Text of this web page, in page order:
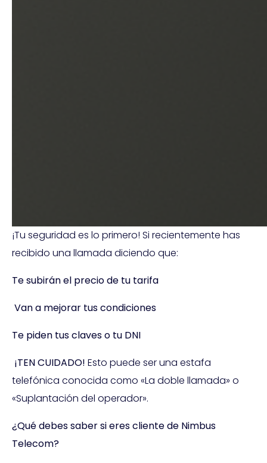
¡Tu seguridad es lo primero! Si recientemente has
recibido una llamada diciendo que:
Te subirán el precio de tu tarifa
Van a mejorar tus condiciones
Te piden tus claves o tu DNI
¡TEN CUIDADO! Esto puede ser una estafa
telefónica conocida como «La doble llamada» o
«Suplantación del operador».
¿Qué debes saber si eres cliente de Nimbus
Telecom?